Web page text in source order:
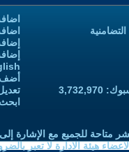
متاحة للجميع مع الإشارة
هيئة الادارة لا تعبر